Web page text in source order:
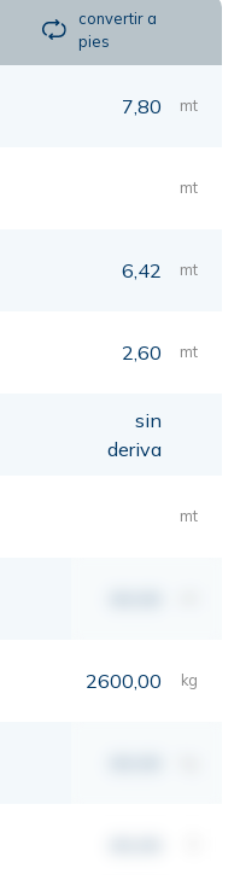
convertir a
pies
7,80 mt
mt
6,42 mt
2,60 mt
sin
deriva
mt
2600,00 kg